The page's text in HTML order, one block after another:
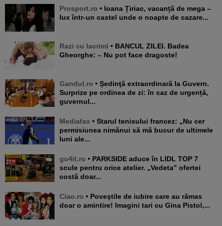
Prosport.ro • Ioana Țiriac, vacanță de mega –
lux într-un castel unde o noapte de cazare...
Razi cu lacrimi • BANCUL ZILEI. Badea
Gheorghe: – Nu pot face dragoste!
Gandul.ro • Şedinţă extraordinară la Guvern.
Surprize pe ordinea de zi: în caz de urgență,
guvernul...
Mediafax • Starul tenisului francez: „Nu cer
permisiunea nimănui să mă bucur de ultimele
luni ale...
go4it.ro • PARKSIDE aduce în LIDL TOP 7
scule pentru orice atelier. „Vedeta” ofertei
costă doar...
Ciao.ro • Poveştile de iubire care au rămas
doar o amintire! Imagini tari cu Gina Pistol,...